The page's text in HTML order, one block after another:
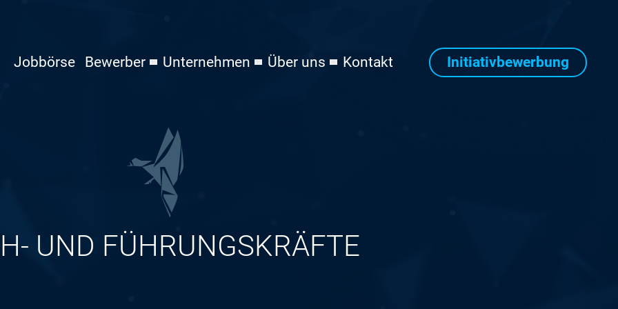
Jobbörse Bewerber Unternehmen Über uns Kontakt Initiativbewerbung
UND FÜHRUNGSKRÄFTE